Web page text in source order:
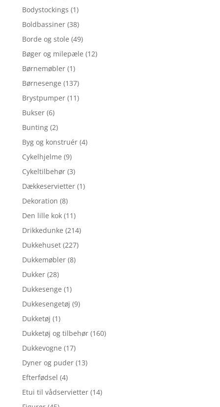
Bodystockings (1)
Boldbassiner (38)
Borde og stole (49)
Bøger og milepæle (12)
Børnemøbler (1)
Børnesenge (137)
Brystpumper (11)
Bukser (6)
Bunting (2)
Byg og konstruér (4)
Cykelhjelme (9)
Cykeltilbehør (3)
Dækkeservietter (1)
Dekoration (8)
Den lille kok (11)
Drikkedunke (214)
Dukkehuset (227)
Dukkemøbler (8)
Dukker (28)
Dukkesenge (1)
Dukkesengetøj (9)
Dukketøj (1)
Dukketøj og tilbehør (160)
Dukkevogne (17)
Dyner og puder (13)
Efterfødsel (4)
Etui til vådservietter (14)